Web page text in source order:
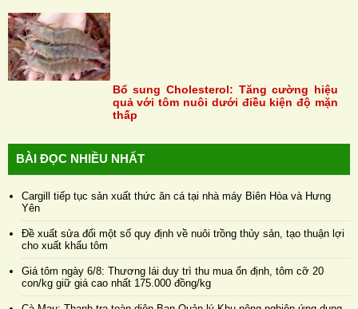
Bổ sung Cholesterol: Tăng cường hiệu
quả với tôm nuôi dưới điều kiện độ mặn
thấp
BÀI ĐỌC NHIỀU NHẤT
Cargill tiếp tục sản xuất thức ăn cá tại nhà máy Biên Hòa và Hưng
Yên
Đề xuất sửa đổi một số quy định về nuôi trồng thủy sản, tạo thuận lợi
cho xuất khẩu tôm
Giá tôm ngày 6/8: Thương lái duy trì thu mua ổn định, tôm cỡ 20
con/kg giữ giá cao nhất 175.000 đồng/kg